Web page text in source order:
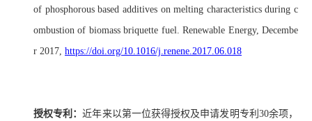
of phosphorous based additives on melting characteristics during c
ombustion of biomass briquette fuel. Renewable Energy, Decembe
r 2017, https://doi.org/10.1016/j.renene.2017.06.018
授权专利：近年来以第一位获得授权及申请发明专利 30余项，